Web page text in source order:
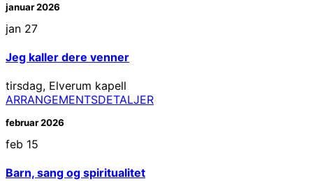
januar 2026
jan 27
Jeg kaller dere venner
tirsdag, Elverum kapell
ARRANGEMENTSDETALJER
februar 2026
feb 15
Barn, sang og spiritualitet